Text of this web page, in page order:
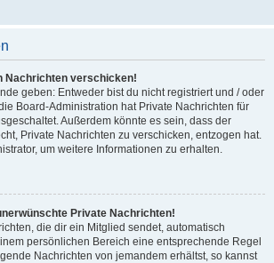
Nachrichten verschicken!
geben: Entweder bist du nicht registriert und / oder
Board-Administration hat Private Nachrichten für
Außerdem könnte es sein, dass der
Private Nachrichten zu verschicken, entzogen hat.
um weitere Informationen zu erhalten.
Private Nachrichten!
die dir ein Mitglied sendet, automatisch
persönlichen Bereich eine entsprechende Regel
Nachrichten von jemandem erhältst, so kannst